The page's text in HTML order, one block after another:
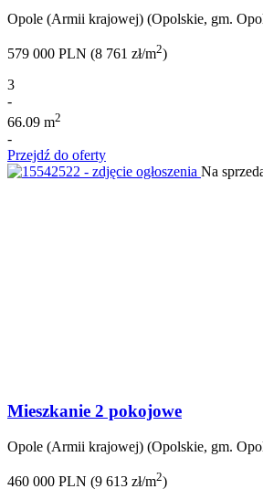
Opole (Armii krajowej) (Opolskie, gm.
579 000 PLN (8 761 zł/m2)
3
-
66.09 m2
-
Przejdź do oferty
Na
Mieszkanie 2 pokojowe
Opole (Armii krajowej) (Opolskie, gm.
460 000 PLN (9 613 zł/m2)